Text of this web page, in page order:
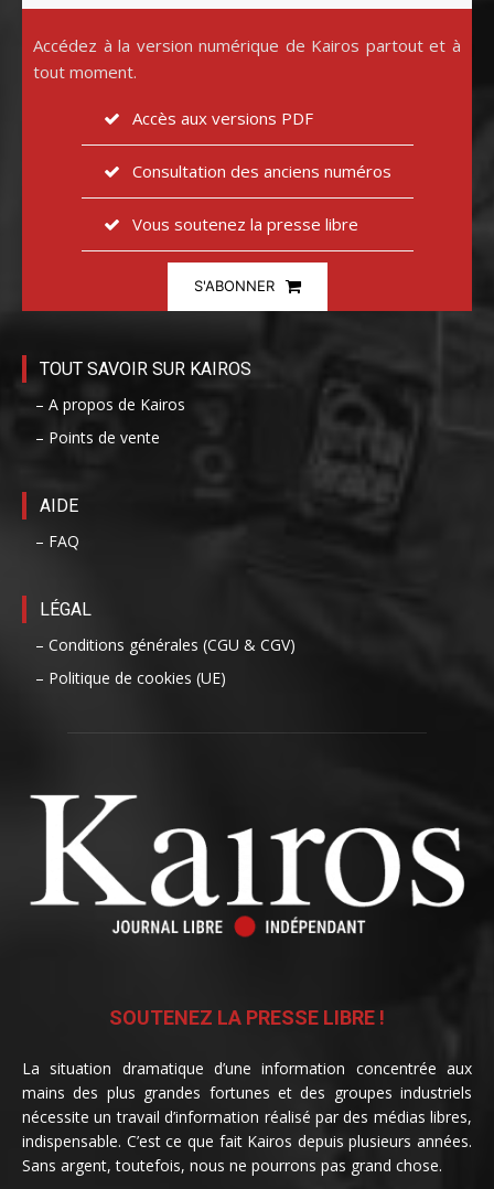
Accédez à la version numérique de Kairos partout et à
tout moment.
Accès aux versions PDF
Consultation des anciens numéros
Vous soutenez la presse libre
S'ABONNER
TOUT SAVOIR SUR KAIROS
– A propos de Kairos
– Points de vente
AIDE
– FAQ
LÉGAL
– Conditions générales (CGU & CGV)
– Politique de cookies (UE)
SOUTENEZ LA PRESSE LIBRE !
La situation dramatique d’une information concentrée aux
mains des plus grandes fortunes et des groupes industriels
nécessite un travail d’information réalisé par des médias libres,
indispensable. C’est ce que fait Kairos depuis plusieurs années.
Sans argent, toutefois, nous ne pourrons pas grand chose.